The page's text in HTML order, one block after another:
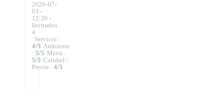
2026-07-
03 -
12:30 -
Invitados
4
Servicio :
4/5 Ambiente
: 5/5 Menú :
5/5 Calidad /
Precio : 4/5